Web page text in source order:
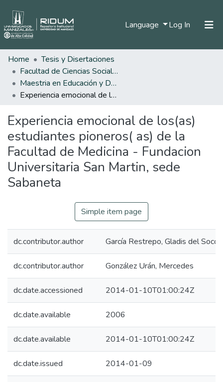
Language Log In (current)
Statistics
Home
Tesis y Disertaciones
Facultad de Ciencias Sociales y Humanas
Maestria en Educación y Desarrollo Humano
Experiencia emocional de los(as) estudiantes pioneros( as) de la Facultad de Medicina - Fundacion Universitaria San Martin, sede Sabaneta
Experiencia emocional de los(as)
estudiantes pioneros( as) de la
Facultad de Medicina - Fundacion
Universitaria San Martin, sede
Sabaneta
Simple item page
dc.contributor.author García Restrepo, Gladis del
dc.contributor.author González Urán, Mercedes
dc.date.accessioned 2014-01-10T01:00:24Z
dc.date.available 2006
dc.date.available 2014-01-10T01:00:24Z
dc.date.issued 2014-01-09